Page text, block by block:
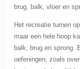
brug, balk, vloer en
Het recreatie turnen
maar een hele hoop
balk, brug en sprong.
oefeningen, zoals